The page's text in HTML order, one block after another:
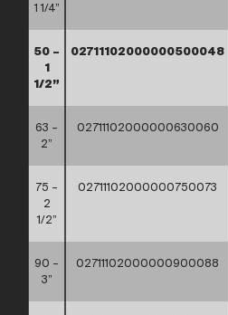
1 1/4”
50 –
1
1/2”
02711102000000500048
63 –
2”
02711102000000630060
75 –
2
1/2”
02711102000000750073
90 –
3”
02711102000000900088